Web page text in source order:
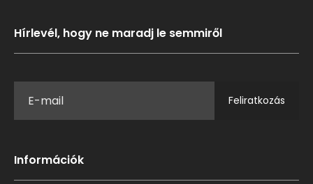
Hírlevél, hogy ne maradj le semmiről
Feliratkozás
Információk